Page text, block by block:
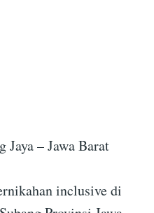
Jaya – Jawa Barat
inclusive di